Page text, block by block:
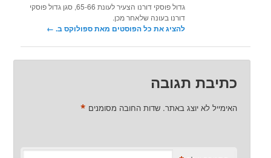
גדול פוסקי דורנו הצעיר לעונת 65-66, סגן גדול פוסקי
דורנו בעונה שלאחר מכן.
להציג את כל הפוסטים מאת ספולוקס ב.‏ ←
כתיבת תגובה
האימייל לא יוצג באתר. שדות החובה מסומנים *